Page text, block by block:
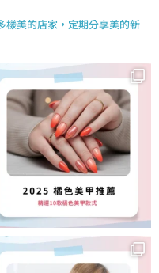
樣美的店家，定期分享美的新